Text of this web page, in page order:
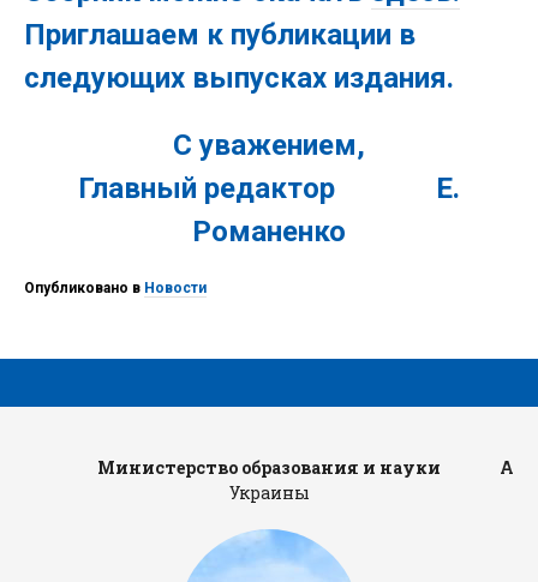
Приглашаем к публикации в
следующих выпусках издания.
С уважением,
Главный редактор Е.
Романенко
Опубликовано в Новости
Министерство образования и науки
Украины